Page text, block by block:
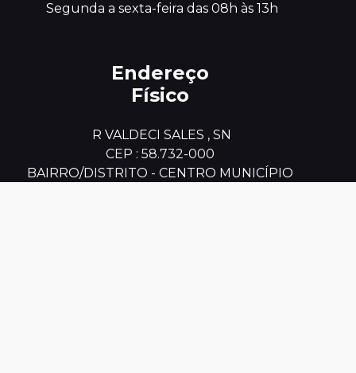
Segunda a sexta-feira das 08h às 13h
Endereço
Físico
CEP : 58.732-000
BAIRRO/DISTRITO - CENTRO MUNICÍPIO